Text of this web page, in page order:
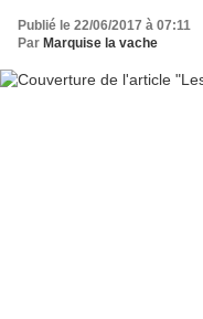
Publié le 22/06/2017 à 07:11
Par Marquise la vache